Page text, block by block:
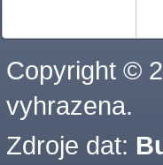
Copyright ©
vyhrazena.
Zdroje dat: